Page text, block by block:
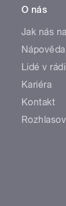
O nás
Jak nás
Nápověda
Lidé v
Kariéra
Kontakt